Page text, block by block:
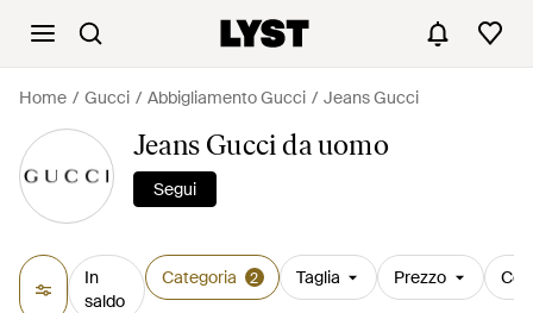
Home Gucci Abbigliamento Gucci Jeans Gucci
Jeans Gucci da uomo
Segui
In
saldo
Categoria 2 Taglia Prezzo